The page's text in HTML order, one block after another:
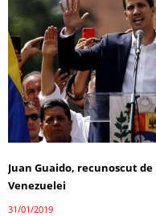
Juan Guaido, recunoscut
Venezuelei
31/01/2019